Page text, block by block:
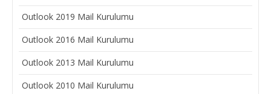
Outlook 2019 Mail Kurulumu
Outlook 2016 Mail Kurulumu
Outlook 2013 Mail Kurulumu
Outlook 2010 Mail Kurulumu